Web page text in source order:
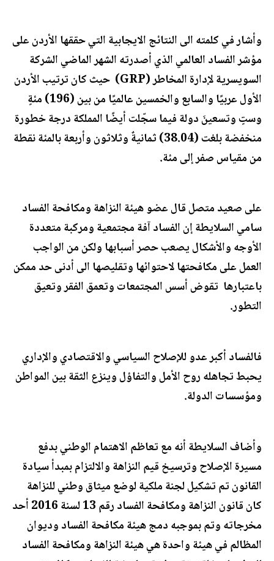
وأشار في كلمته الى النتائج الايجابية التي حققها الأردن على
مؤشر الفساد العالمي الذي أصدرته الشهر الماضي الشركة
السويسرية لإدارة المخاطر (GRP) حيث كان ترتيب الأردن
الأول عربيًا والسابع والخمسين عالميًا من بين (196) مئةٍ
وستٍ وتسعينَ دولة فيما سجّلت أيضًا المملكة درجة خطورة
منخفضة بلغت (38.04) ثمانيةٌ وثلاثون وأربعة بالمئة نقطة
من مقياس صفر إلى مئة.
على صعيد متصل قال عضو هيئة النزاهة ومكافحة الفساد
سامي السلايطة إن الفساد آفة مجتمعية ومركبة متعددة
الأوجه والأشكال يصعب حصر أسبابها ولكن من الواجب
العمل على مكافحتها لاحتوائها وتقليصها الى أدنى حد ممكن
باعتبارها تقوض أسس المجتمعات وتعمق الفقر وتعيق
التطور.
فالفساد أكبر عدو للإصلاح السياسي والاقتصادي والإداري
يحبط تجاهله روح الأمل والتفاؤل وينزع الثقة بين المواطن
ومؤسسات الدولة.
وأضاف السلايطة أنه مع تعاظم الاهتمام الوطني بدفع
مسيرة الإصلاح وترسيخ قيم النزاهة والالتزام بمبدأ سيادة
القانون تم تشكيل لجنة ملكية لوضع ميثاق وطني للنزاهة
كان قانون النزاهة ومكافحة الفساد رقم 13 لسنة 2016 أحد
مخرجاته وتم بموجبه دمج هيئة مكافحة الفساد وديوان
المظالم في هيئة واحدة هي هيئة النزاهة ومكافحة الفساد